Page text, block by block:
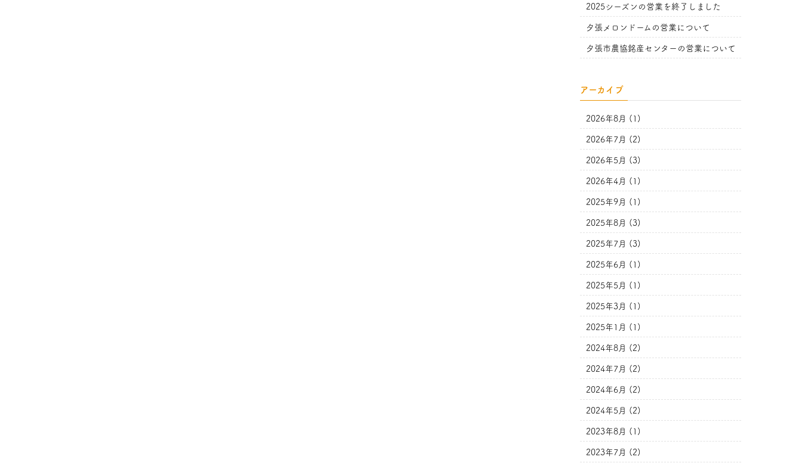
2025シーズンの営業を終了しました
夕張メロンドームの営業について
夕張市農協銘産センターの営業について
アーカイブ
2026年8月 (1)
2026年7月 (2)
2026年5月 (3)
2026年4月 (1)
2025年9月 (1)
2025年8月 (3)
2025年7月 (3)
2025年6月 (1)
2025年5月 (1)
2025年3月 (1)
2025年1月 (1)
2024年8月 (2)
2024年7月 (2)
2024年6月 (2)
2024年5月 (2)
2023年8月 (1)
2023年7月 (2)